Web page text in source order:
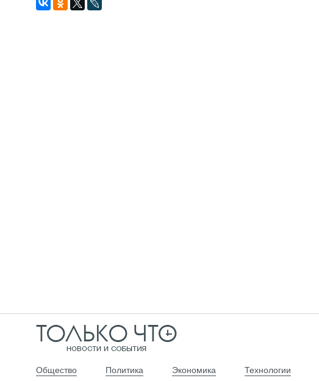
Общество Политика Экономика Технологии